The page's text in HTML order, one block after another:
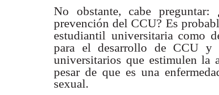
No obstante, cabe preguntar:
prevención del CCU? Es
estudiantil universitaria como
para el desarrollo de CCU y
universitarios que estimulen la
pesar de que es una
sexual.